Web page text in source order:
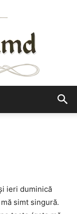
ieri duminică
simt singură.